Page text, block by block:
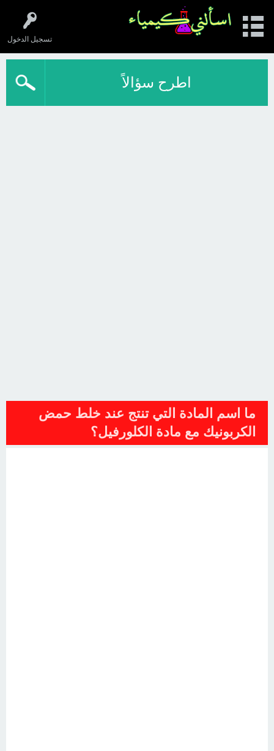
تسجيل الدخول
اطرح سؤالاً
ما اسم المادة التي تنتج عند خلط حمض
الكربونيك مع مادة الكلورفيل؟